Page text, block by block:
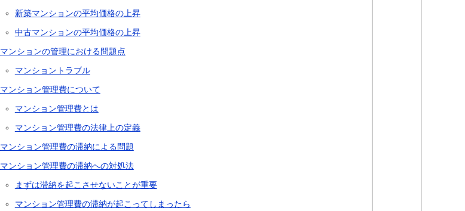
新築マンションの平均価格の上昇
中古マンションの平均価格の上昇
マンションの管理における問題点
マンショントラブル
マンション管理費について
マンション管理費とは
マンション管理費の法律上の定義
マンション管理費の滞納による問題
マンション管理費の滞納への対処法
まずは滞納を起こさせないことが重要
マンション管理費の滞納が起こってしまったら